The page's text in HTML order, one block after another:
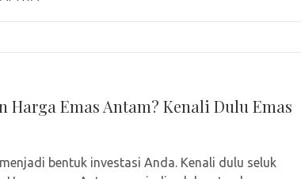
Harga Emas Antam? Kenali Dulu Emas
bentuk investasi Anda. Kenali dulu seluk